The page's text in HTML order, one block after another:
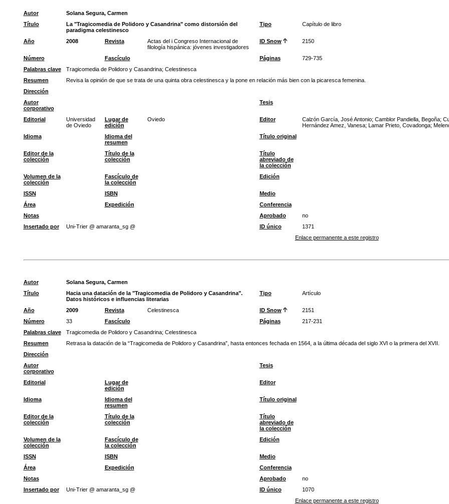
Autor
Solana Segura, Carmen
Título
La "Tragicomedia de Polidoro y Casandrina" como distorsión del
paradigma celestinesco
Tipo Capítulo de libro
Año 2008 Revista
Actas del i Congreso Internacional de
filología hispánica: jóvenes investigadores
ID Snow 2150
Número Fascículo Páginas
729-735
Palabras clave
Tragicomedia de Polidoro y Casandrina; Celestinesca
Resumen
Revisa la opinión de que se trata de una quinta obra celestinesca y la pone en relación más bien con la picaresca femenina.
Dirección
Autor
corporativo
Tesis
Editorial
Universidad
de Oviedo
Lugar de
edición
Oviedo Editor
Calzón García, José Antonio; Camblor Pandiella, Begoña;
Hernández Amez, Vanesa; Lamar Prieto, Covadonga;
Idioma
Idioma del
resumen
Título original
Editor de la
colección
Título de la
colección
Título
abreviado de
la colección
Volumen de la
colección
Fascículo de
la colección
Edición
ISSN ISBN
Medio
Área
Expedición
Conferencia
Notas
Aprobado
no
Insertado por
Uni-Trier @ amaranta_sg @ ID único
1371
Enlace permanente a este registro
Autor
Solana Segura, Carmen
Título
Hacia una datación de la "Tragicomedia de Polidoro y Casandrina".
Datos históricos e influencias literarias
Tipo Artículo
Año 2009 Revista Celestinesca ID Snow
2151
Número
33 Fascículo Páginas
217-231
Palabras clave
Tragicomedia de Polidoro y Casandrina; Celestinesca
Resumen
Retrasa la datación de la “Tragicomedia de Polidoro y Casandrina”, hasta entonces fechada en 1564, a la última década del siglo XVI o la primera del XVII.
Dirección
Autor
corporativo
Tesis
Editorial
Lugar de
edición
Editor
Idioma
Idioma del
resumen
Título original
Editor de la
colección
Título de la
colección
Título
abreviado de
la colección
Volumen de la
colección
Fascículo de
la colección
Edición
ISSN ISBN
Medio
Área
Expedición
Conferencia
Notas
Aprobado
no
Insertado por
Uni-Trier @ amaranta_sg @ ID único
1070
Enlace permanente a este registro